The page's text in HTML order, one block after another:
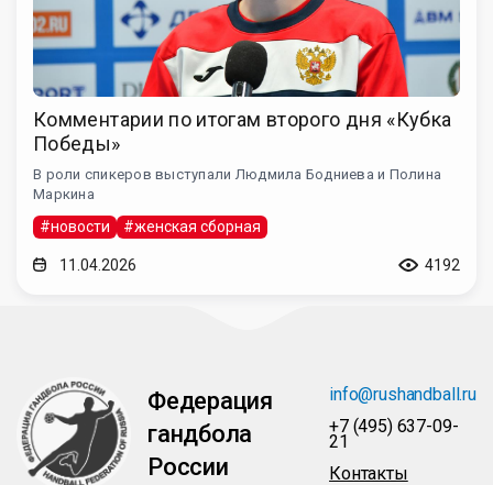
Комментарии по итогам второго дня «Кубка
Победы»
В роли спикеров выступали Людмила Бодниева и Полина
Маркина
#новости #женская сборная
11.04.2026 4192
Федерация
гандбола
России
info@rushandball.ru
+7 (495) 637-09-
21
Контакты